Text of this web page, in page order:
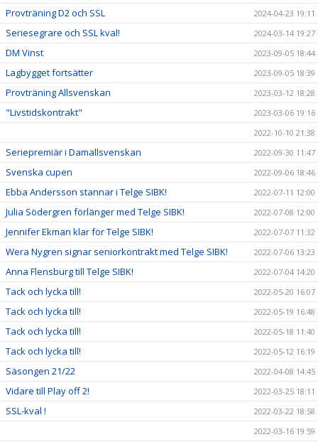
Provträning D2 och SSL 2024-04-23 19:11
Seriesegrare och SSL kval! 2024-03-14 19:27
DM Vinst 2023-09-05 18:44
Lagbygget fortsätter 2023-09-05 18:39
Provträning Allsvenskan 2023-03-12 18:28
"Livstidskontrakt"
2023-03-06 19:16
2022-10-10 21:38
Seriepremiär i Damallsvenskan 2022-09-30 11:47
Svenska cupen 2022-09-06 18:46
Ebba Andersson stannar i Telge SIBK! 2022-07-11 12:00
Julia Södergren förlänger med Telge SIBK! 2022-07-08 12:00
Jennifer Ekman klar för Telge SIBK! 2022-07-07 11:32
Wera Nygren signar seniorkontrakt med Telge SIBK! 2022-07-06 13:23
Anna Flensburg till Telge SIBK! 2022-07-04 14:20
Tack och lycka till! 2022-05-20 16:07
Tack och lycka till! 2022-05-19 16:48
Tack och lycka till! 2022-05-18 11:40
Tack och lycka till! 2022-05-12 16:19
Säsongen 21/22 2022-04-08 14:45
Vidare till Play off 2! 2022-03-25 18:11
SSL-kval !
2022-03-22 18:58
2022-03-16 19:59